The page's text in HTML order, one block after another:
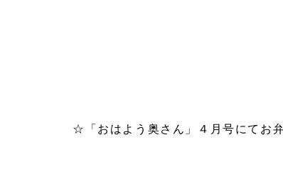
☆「おはよう奥さん」４月号にてお